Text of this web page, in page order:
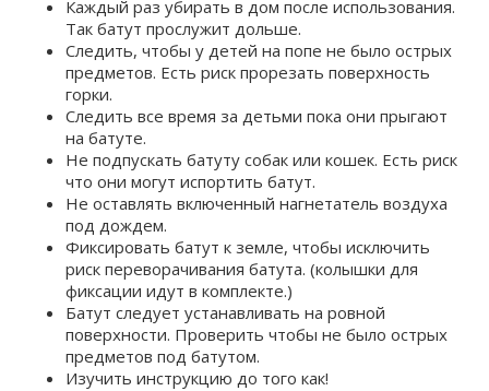
Каждый раз убирать в дом после использования.
Так батут прослужит дольше.
Следить, чтобы у детей на попе не было острых
предметов. Есть риск прорезать поверхность
горки.
Следить все время за детьми пока они прыгают
на батуте.
Не подпускать батуту собак или кошек. Есть риск
что они могут испортить батут.
Не оставлять включенный нагнетатель воздуха
под дождем.
Фиксировать батут к земле, чтобы исключить
риск переворачивания батута. (колышки для
фиксации идут в комплекте.)
Батут следует устанавливать на ровной
поверхности. Проверить чтобы не было острых
предметов под батутом.
Изучить инструкцию до того как!